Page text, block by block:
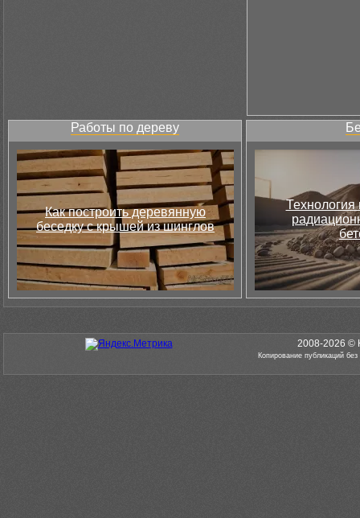
Работы по дереву
Как построить деревянную
беседку с крышей из шинглов
Технология
2008-2026 ©
Копирование публикаций